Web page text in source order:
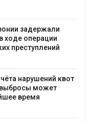
задержали
операции
нарушений квот
может
время